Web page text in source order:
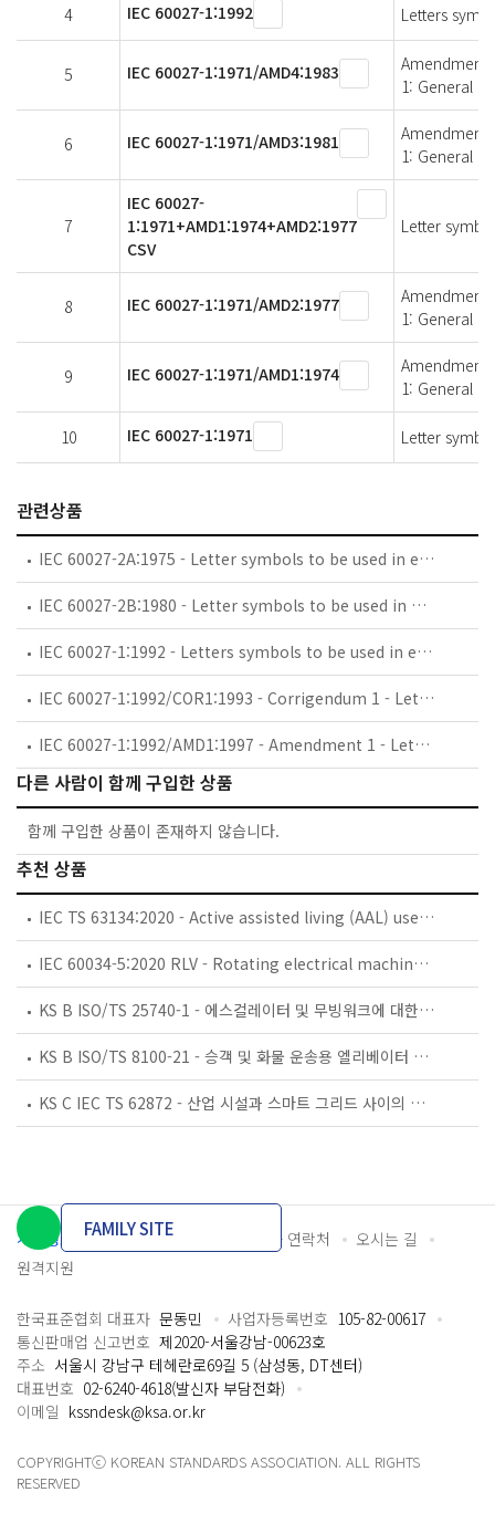
4 IEC 60027-1:1992 Letters
5 IEC 60027-1:1971/AMD4:1983
Amendment
1: General
6 IEC 60027-1:1971/AMD3:1981
Amendment
1: General
7
IEC 60027-
1:1971+AMD1:1974+AMD2:1977
CSV
Letter
8 IEC 60027-1:1971/AMD2:1977
Amendment
1: General
9 IEC 60027-1:1971/AMD1:1974
Amendment
1: General
10 IEC 60027-1:1971 Letter
관련상품
IEC 60027-2A:1975 - Letter symbols to be used in electrical technology - Part 2: Telecommunications and electronics - First supplement
IEC 60027-2B:1980 - Letter symbols to be used in electrical technology - Part 2: Telecommunications and electronics
IEC 60027-1:1992 - Letters symbols to be used in electrical technology - Part 1: General
IEC 60027-1:1992/COR1:1993 - Corrigendum 1 - Letter symbols to be used in electrical technology - Part 1: General
IEC 60027-1:1992/AMD1:1997 - Amendment 1 - Letter symbols to be used in electrical technology - Part 1: General
다른 사람이 함께 구입한 상품
함께 구입한 상품이 존재하지 않습니다.
추천 상품
IEC TS 63134:2020 - Active assisted living (AAL) use cases
IEC 60034-5:2020 RLV - Rotating electrical machines - Part 5: Degrees of protection provided by the integral design of rotating electrical machines (IP code) - Classification
KS B ISO/TS 25740-1 - 에스컬레이터 및 무빙워크에 대한 안전요건 — 제1부: 세계공통 필수 안전요건(GESRs)
KS B ISO/TS 8100-21 - 승객 및 화물 운송용 엘리베이터 —제21부: 세계공통 필수안전요건(GESRs)을 충족하는 세계공통 안전 파라미터(GSPs)
KS C IEC TS 62872 - 산업 시설과 스마트 그리드 사이의 산업 공정 측정, 제어 및 자동화 시스템 인터페이스
개인정보처리방침 이용약관 담당자 연락처
오시는 길
원격지원
FAMILY SITE
한국표준협회 대표자 문동민 사업자등록번호 105-82-00617
통신판매업 신고번호 제2020-서울강남-00623호
주소 서울시 강남구 테헤란로69길 5 (삼성동, DT센터)
대표번호 02-6240-4618(발신자 부담전화)
이메일 kssndesk@ksa.or.kr
COPYRIGHTⓒ KOREAN STANDARDS ASSOCIATION. ALL RIGHTS
RESERVED